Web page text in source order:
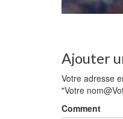
Ajouter
Votre adresse
"Votre
Comment